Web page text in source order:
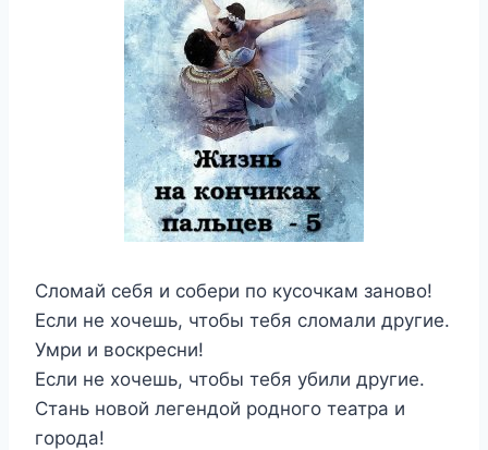
Сломай себя и собери по кусочкам заново!
Если не хочешь, чтобы тебя сломали другие.
Умри и воскресни!
Если не хочешь, чтобы тебя убили другие.
Стань новой легендой родного театра и
города!